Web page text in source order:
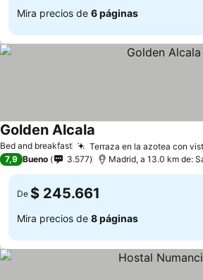
Mira precios de 6 páginas
Bed and breakfast Terraza en la azotea con
Golden Alcala
7,9 Bueno 3.577 Madrid, a 13.0 km de:
De $ 245.661
Mira precios de 8 páginas